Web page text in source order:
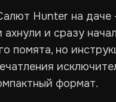
Hunter на даче
ахнули и сразу
помята, но
формат.